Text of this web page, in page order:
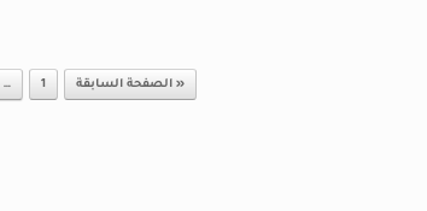
« الصفحة السابقة 1
…